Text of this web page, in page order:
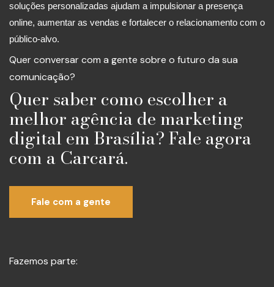
soluções personalizadas ajudam a impulsionar a presença
online, aumentar as vendas e fortalecer o relacionamento com o
público-alvo.
Quer conversar com a gente sobre o futuro da sua
comunicação?
Quer saber como escolher a
melhor agência de marketing
digital em Brasília? Fale agora
com a Carcará.
Fale com a gente
Fazemos parte: